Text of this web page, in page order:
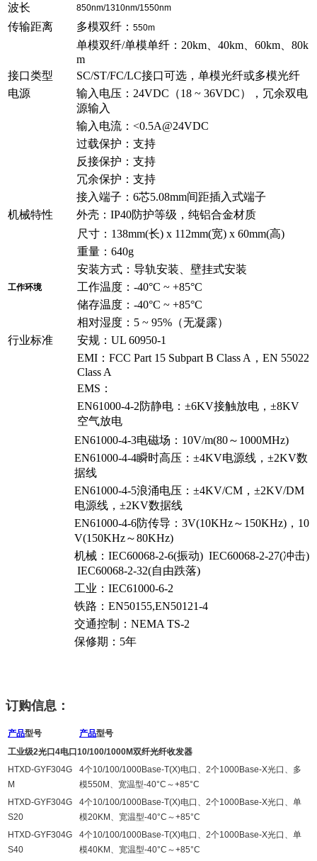
波长 850nm/1310nm/1550nm
传输距离 多模双纤： 550m
单模双纤/单模单纤：20km、40km、60km、80k
m
接口类型
SC/ST/FC/LC接口可选，单模光纤或多模光纤
电源
输入电压：24VDC（18 ~ 36VDC），冗余双电
源输入
输入电流：<0.5A@24VDC
过载保护：支持
反接保护：支持
冗余保护：支持
接入端子：6芯5.08mm间距插入式端子
机械特性
外壳：IP40防护等级，纯铝合金材质
尺寸：138mm(长) x 112mm(宽) x 60mm(高)
重量：640g
安装方式：导轨安装、壁挂式安装
工作环境
工作温度：-40°C ~ +85°C
储存温度：-40°C ~ +85°C
相对湿度：5 ~ 95%（无凝露）
行业标准
安规：UL 60950-1
EMI：FCC Part 15 Subpart B Class A，EN 55022
Class A
EMS：
EN61000-4-2防静电：±6KV接触放电，±8KV
空气放电
EN61000-4-3电磁场：10V/m(80～1000MHz)
EN61000-4-4瞬时高压：±4KV电源线，±2KV数
据线
EN61000-4-5浪涌电压：±4KV/CM，±2KV/DM
电源线，±2KV数据线
EN61000-4-6防传导：3V(10KHz～150KHz)，10
V(150KHz～80KHz)
机械：IEC60068-2-6(振动) IEC60068-2-27(冲击)
IEC60068-2-32(自由跌落)
工业：IEC61000-6-2
铁路：EN50155,EN50121-4
交通控制：NEMA TS-2
保修期：5年
订购信息：
产品型号 产品型号
工业级2光口4电口10/100/1000M双纤光纤收发器
HTXD-GYF304G
M
4个10/100/1000Base-T(X)电口、2个1000Base-X光口、多
模550M、宽温型-40°C～+85°C
HTXD-GYF304G
S20
4个10/100/1000Base-T(X)电口、2个1000Base-X光口、单
模20KM、宽温型-40°C～+85°C
HTXD-GYF304G
S40
4个10/100/1000Base-T(X)电口、2个1000Base-X光口、单
模40KM、宽温型-40°C～+85°C